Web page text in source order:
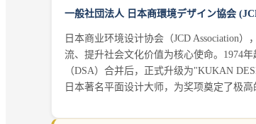
一般社団法人 日本商環境デザイン協会
日本商业环境设计协会（JCD Association
流、提升社会文化价值为核心使命。1974
（DSA）合并后，正式升级为"KUKAN
日本著名平面设计大师，为奖项奠定了极高